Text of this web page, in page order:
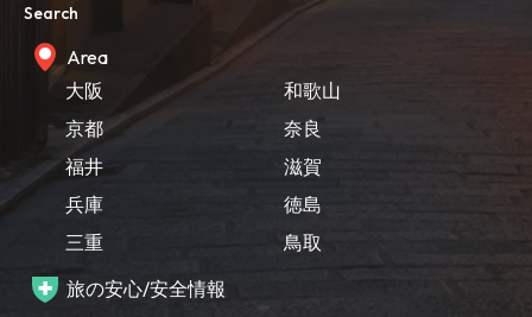
Search
Area
大阪
京都
福井
兵庫
三重
和歌山
奈良
滋賀
徳島
鳥取
旅の安心/安全情報